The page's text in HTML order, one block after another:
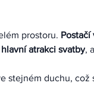
prostoru.
atrakci svatby,
stejném duchu,